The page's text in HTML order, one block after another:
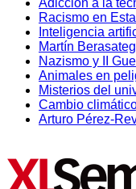
Adicción a la
Racismo en
Inteligencia
Martín
Nazismo y II
Animales en
Misterios del
Cambio
Arturo Pérez-